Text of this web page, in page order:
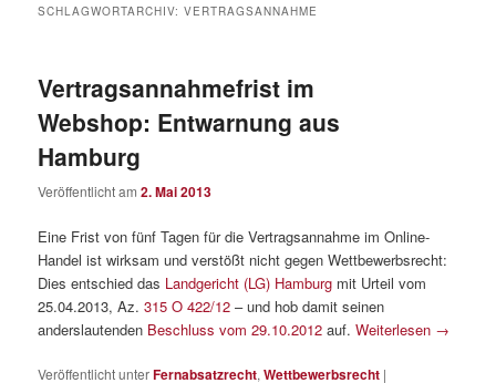
SCHLAGWORTARCHIV:VERTRAGSANNAHME
Vertragsannahmefrist im
Webshop: Entwarnung aus
Hamburg
Veröffentlicht am2. Mai 2013
Eine Frist von fünf Tagen für die Vertragsannahme im Online-
Handel ist wirksam und verstößt nicht gegen Wettbewerbsrecht:
Dies entschied das Landgericht (LG) Hamburg mit Urteil vom
25.04.2013, Az.315 O 422/12 – und hob damit seinen
anderslautenden Beschluss vom 29.10.2012 auf.Weiterlesen →
Veröffentlicht unterFernabsatzrecht,Wettbewerbsrecht |